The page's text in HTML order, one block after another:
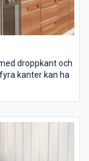
droppkant och
kanter kan ha